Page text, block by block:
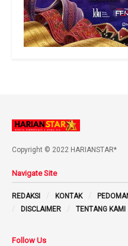
Copyright © 2022 HARIANSTAR*
Navigate Site
REDAKSI KONTAK
DISCLAIMER
TENTANG KAMI
Follow Us